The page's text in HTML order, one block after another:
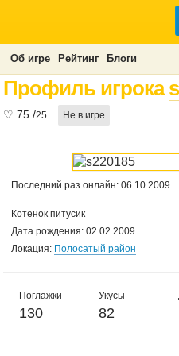
Об игре Рейтинг Блоги
Профиль игрока
♡75 /25 Не в игре
Последний раз онлайн: 06.10.2009
Котенок питусик
Дата рождения: 02.02.2009
Локация: Полосатый район
Поглажки
130
Укусы
82